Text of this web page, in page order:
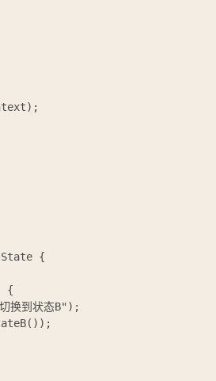
State {
{
换到状态B");